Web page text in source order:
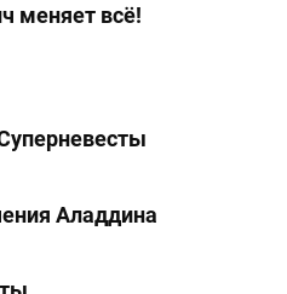
меняет всё!
Аладдина